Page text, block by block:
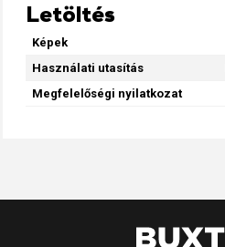
Letöltés
Képek
Használati utasítás
Megfelelőségi nyilatkozat